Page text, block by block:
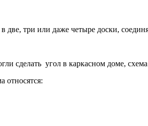
две, три или даже четыре доски,
сделать угол в каркасном доме,
относятся: